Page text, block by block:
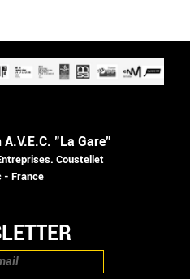
"La Gare"
Coustellet
- France